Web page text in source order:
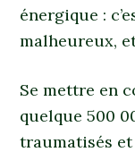
énergique :
malheureux,
Se mettre en
quelque 500
traumatisés